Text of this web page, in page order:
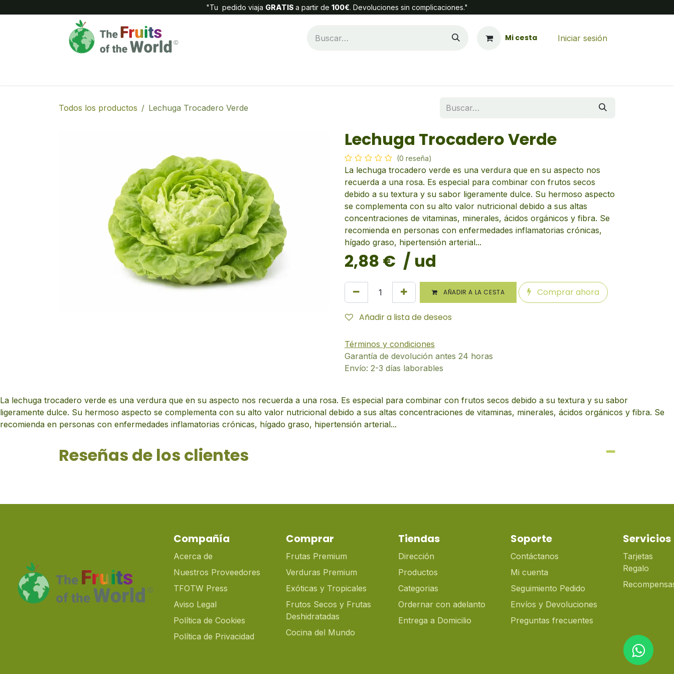
"Tu pedido viaja GRATIS a partir de 100€. Devoluciones sin complicaciones."
Mi cesta Iniciar sesión
Todos los productos Lechuga Trocadero Verde
Lechuga Trocadero Verde
(0 reseña)
La lechuga trocadero verde es una verdura que en su aspecto nos
recuerda a una rosa. Es especial para combinar con frutos secos
debido a su textura y su sabor ligeramente dulce. Su hermoso aspecto
se complementa con su alto valor nutricional debido a sus altas
concentraciones de vitaminas, minerales, ácidos orgánicos y fibra. Se
recomienda en personas con enfermedades inflamatorias crónicas,
hígado graso, hipertensión arterial...
2,88 € / ud
AÑADIR A LA CESTA Comprar ahora
Añadir a lista de deseos
Términos y condiciones
Garantía de devolución antes 24 horas
Envío: 2-3 días laborables
La lechuga trocadero verde es una verdura que en su aspecto nos recuerda a una rosa. Es especial para combinar con frutos secos debido a su textura y su sabor
ligeramente dulce. Su hermoso aspecto se complementa con su alto valor nutricional debido a sus altas concentraciones de vitaminas, minerales, ácidos orgánicos y fibra. Se
recomienda en personas con enfermedades inflamatorias crónicas, hígado graso, hipertensión arterial...
Reseñas de los clientes
Compañía
Acerca de
Nuestros Proveedores
TFOTW Press
Aviso Legal
Política de Cookies
Política de Privacidad
Tiendas
Dirección
Productos
Categorias
Ordernar con adelanto
Entrega a Domicilio
Comprar
Frutas Premium
Verduras Premium
Exóticas y Tropicales
Frutos Secos y Frutas
Deshidratadas
Cocina del Mundo
Soporte
Contáctanos
Mi cuenta
Seguimiento Pedido
Envíos y Devoluciones
Preguntas frecuentes
Servicios
Tarjetas
Regalo